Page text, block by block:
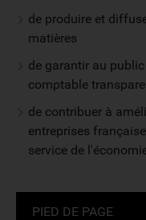
de produire et
matières
de garantir au
comptable
de contribuer à
entreprises
service de
PIED DE PAGE